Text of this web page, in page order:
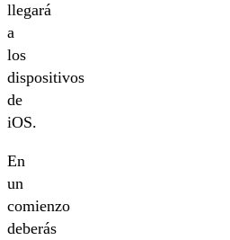
llegará
a
los
dispositivos
de
iOS.
En
un
comienzo
deberás